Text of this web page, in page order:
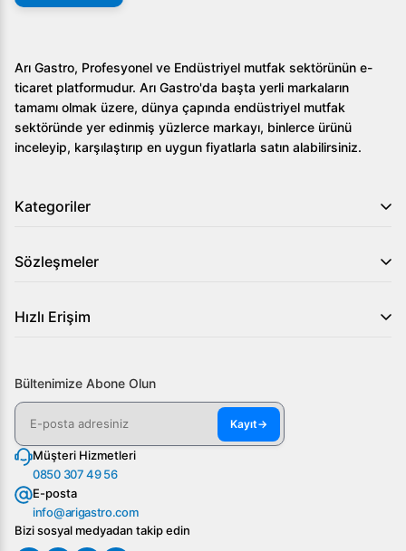
Arı Gastro, Profesyonel ve Endüstriyel mutfak sektörünün e-
ticaret platformudur. Arı Gastro'da başta yerli markaların
tamamı olmak üzere, dünya çapında endüstriyel mutfak
sektöründe yer edinmiş yüzlerce markayı, binlerce ürünü
inceleyip, karşılaştırıp en uygun fiyatlarla satın alabilirsiniz.
Kategoriler
Sözleşmeler
Hızlı Erişim
Bültenimize Abone Olun
Kayıt→
Müşteri Hizmetleri
0850 307 49 56
E-posta
info@arigastro.com
Bizi sosyal medyadan takip edin